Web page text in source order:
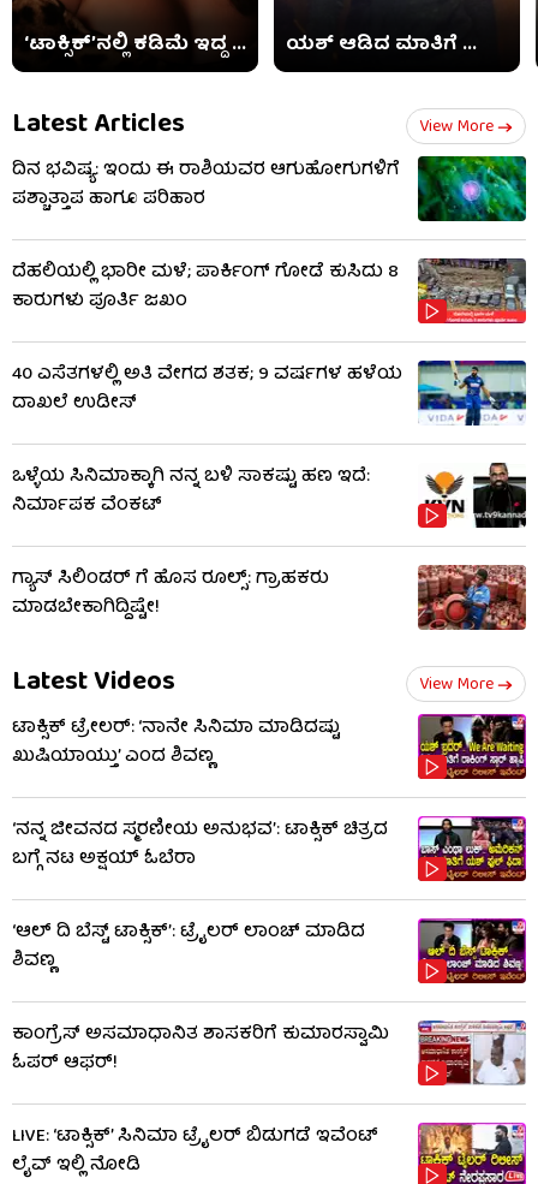
‘ಟಾಕ್ಸಿಕ್​’ನಲ್ಲಿ ಕಡಿಮೆ ಇದ್ದ ... ಯಶ್ ಆಡಿದ ಮಾತಿಗೆ ...
Latest Articles View More
ದಿನ ಭವಿಷ್ಯ: ಇಂದು ಈ ರಾಶಿಯವರ ಆಗುಹೋಗುಗಳಿಗೆ
ಪಶ್ಚಾತ್ತಾಪ ಹಾಗೂ ಪರಿಹಾರ
ದೆಹಲಿಯಲ್ಲಿ ಭಾರೀ ಮಳೆ; ಪಾರ್ಕಿಂಗ್ ಗೋಡೆ ಕುಸಿದು 8
ಕಾರುಗಳು ಪೂರ್ತಿ ಜಖಂ
40 ಎಸೆತಗಳಲ್ಲಿ ಅತಿ ವೇಗದ ಶತಕ; 9 ವರ್ಷಗಳ ಹಳೆಯ
ದಾಖಲೆ ಉಡೀಸ್
ಒಳ್ಳೆಯ ಸಿನಿಮಾಕ್ಕಾಗಿ ನನ್ನ ಬಳಿ ಸಾಕಷ್ಟು ಹಣ ಇದೆ:
ನಿರ್ಮಾಪಕ ವೆಂಕಟ್
ಗ್ಯಾಸ್ ಸಿಲಿಂಡರ್ ಗೆ ಹೊಸ ರೂಲ್ಸ್‌: ಗ್ರಾಹಕರು
ಮಾಡಬೇಕಾಗಿದ್ದಿಷ್ಟೇ!
Latest Videos View More
ಟಾಕ್ಸಿಕ್ ಟ್ರೇಲರ್​: ‘ನಾನೇ ಸಿನಿಮಾ ಮಾಡಿದಷ್ಟು
ಖುಷಿಯಾಯ್ತು’ ಎಂದ ಶಿವಣ್ಣ
‘ನನ್ನ ಜೀವನದ ಸ್ಮರಣೀಯ ಅನುಭವ’: ಟಾಕ್ಸಿಕ್ ಚಿತ್ರದ
ಬಗ್ಗೆ ನಟ ಅಕ್ಷಯ್ ಓಬೆರಾ
‘ಆಲ್​ ದಿ ಬೆಸ್ಟ್​ ಟಾಕ್ಸಿಕ್’: ಟ್ರೈಲರ್​ ಲಾಂಚ್ ಮಾಡಿದ
ಶಿವಣ್ಣ
ಕಾಂಗ್ರೆಸ್ ಅಸಮಾಧಾನಿತ ಶಾಸಕರಿಗೆ ಕುಮಾರಸ್ವಾಮಿ
ಓಪರ್ ಆಫರ್!
LIVE: ‘ಟಾಕ್ಸಿಕ್’ ಸಿನಿಮಾ ಟ್ರೈಲರ್ ಬಿಡುಗಡೆ ಇವೆಂಟ್
ಲೈವ್ ಇಲ್ಲಿ ನೋಡಿ